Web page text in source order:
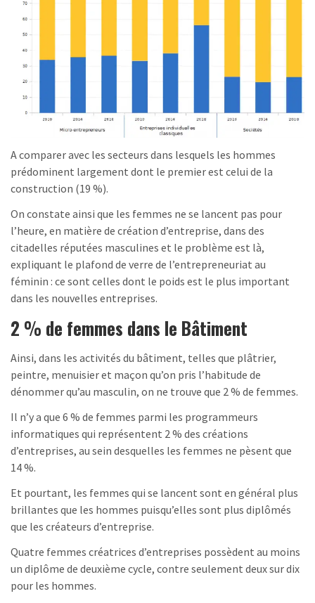
A comparer avec les secteurs dans lesquels les hommes
prédominent largement dont le premier est celui de la
construction (19 %).
On constate ainsi que les femmes ne se lancent pas pour
l’heure, en matière de création d’entreprise, dans des
citadelles réputées masculines et le problème est là,
expliquant le plafond de verre de l’entrepreneuriat au
féminin : ce sont celles dont le poids est le plus important
dans les nouvelles entreprises.
2 % de femmes dans le Bâtiment
Ainsi, dans les activités du bâtiment, telles que plâtrier,
peintre, menuisier et maçon qu’on pris l’habitude de
dénommer qu’au masculin, on ne trouve que 2 % de femmes.
Il n’y a que 6 % de femmes parmi les programmeurs
informatiques qui représentent 2 % des créations
d’entreprises, au sein desquelles les femmes ne pèsent que
14 %.
Et pourtant, les femmes qui se lancent sont en général plus
brillantes que les hommes puisqu’elles sont plus diplômés
que les créateurs d’entreprise.
Quatre femmes créatrices d’entreprises possèdent au moins
un diplôme de deuxième cycle, contre seulement deux sur dix
pour les hommes.